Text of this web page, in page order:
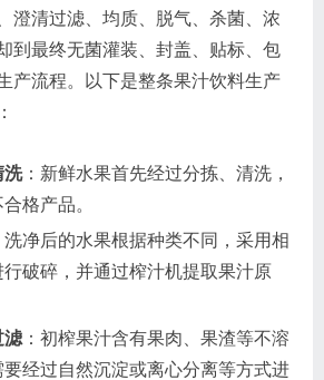
澄清过滤、均质、脱气、杀菌、浓
到最终无菌灌装、封盖、贴标、包
产流程。以下是整条果汁饮料生产
洗：新鲜水果首先经过分拣、清洗，
格产品。
洗净后的水果根据种类不同，采用相
破碎，并通过榨汁机提取果汁原
滤 ：初榨果汁含有果肉、果渣等不溶
经过自然沉淀或离心分离等方式进